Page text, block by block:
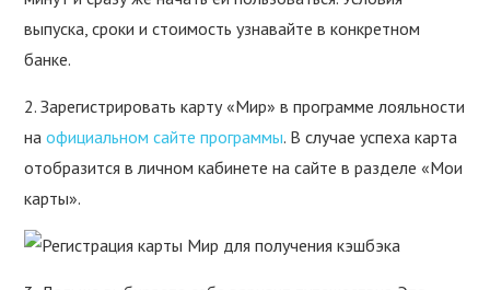
выпуска, сроки и стоимость узнавайте в конкретном
банке.
2. Зарегистрировать карту «Мир» в программе лояльности
наофициальном сайте программы. В случае успеха карта
отобразится в личном кабинете на сайте в разделе «Мои
карты».